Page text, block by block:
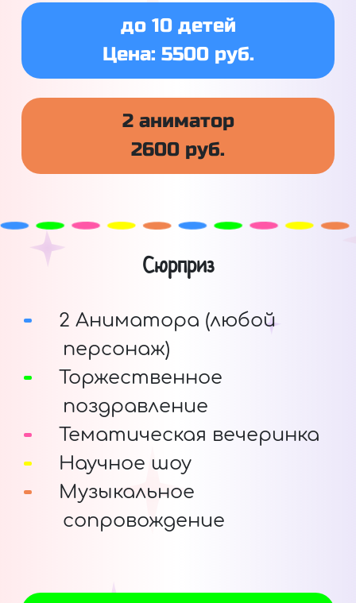
до 10 детей
Цена: 5500 руб.
2 аниматор
2600 руб.
Сюрприз
2 Аниматора (любой
персонаж)
Торжественное
поздравление
Тематическая вечеринка
Научное шоу
Музыкальное
сопровождение